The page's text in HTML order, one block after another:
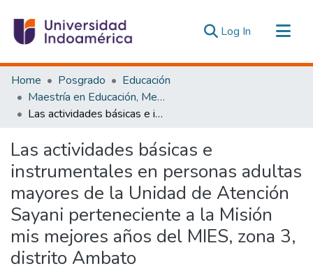
Log In (current)
Communities & Collections
All of DSpace
Statistics
Home Posgrado
Educación
Maestría en Educación, Mención Innovación y Liderazgo Educativo
Las actividades básicas e instrumentales en personas adultas mayores de la Unidad de Atención Sayani perteneciente a la Misión mis mejores años del MIES, zona 3, distrito Ambato
Las actividades básicas e
instrumentales en personas adultas
mayores de la Unidad de Atención
Sayani perteneciente a la Misión
mis mejores años del MIES, zona 3,
distrito Ambato